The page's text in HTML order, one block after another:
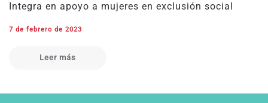
Integra en apoyo a mujeres en exclusión social
7 de febrero de 2023
Leer más